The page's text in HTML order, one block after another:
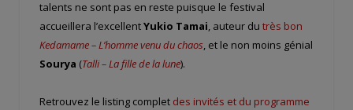
talents ne sont pas en reste puisque le festival
accueillera l’excellentYukio Tamai, auteur du très bon
Kedamame – L’homme venu du chaos, et le non moins génial
Sourya (Talli – La fille de la lune).
Retrouvez le listing complet des invités et du programme